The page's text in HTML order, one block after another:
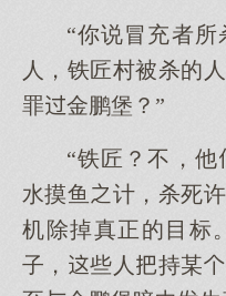
“你说冒充者
人，铁匠村被杀
罪金鹏堡？”
“铁匠？不，
水摸鱼计，杀死
机除掉真正的目
子，些人持某